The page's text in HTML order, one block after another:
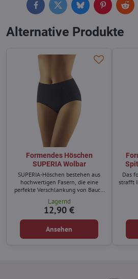
FacebookTwitterBlueskyPinterest
Alternative Produkte
Formendes Höschen
SUPERIA Wolbar
SUPERIA-Höschen bestehen aus
hochwertigen Fasern, die eine
perfekte Verschlankung von Bauch
und Hüften garantieren.
Lagernd
12,90 €
Ansehen
Das
strafft